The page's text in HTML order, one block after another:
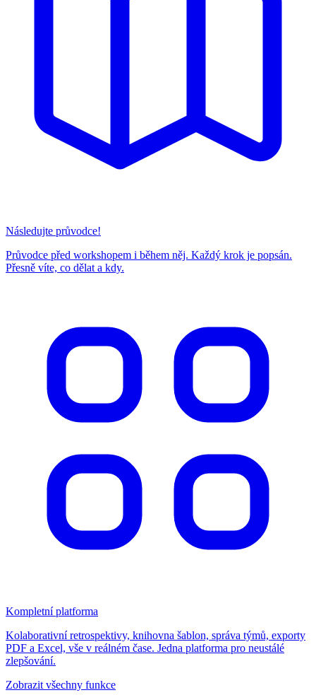
Následujte průvodce!
Průvodce před workshopem i během něj. Každý krok je popsán.
Přesně víte, co dělat a kdy.
Kompletní platforma
Kolaborativní retrospektivy, knihovna šablon, správa týmů, exporty
PDF a Excel, vše v reálném čase. Jedna platforma pro neustálé
zlepšování.
Zobrazit všechny funkce